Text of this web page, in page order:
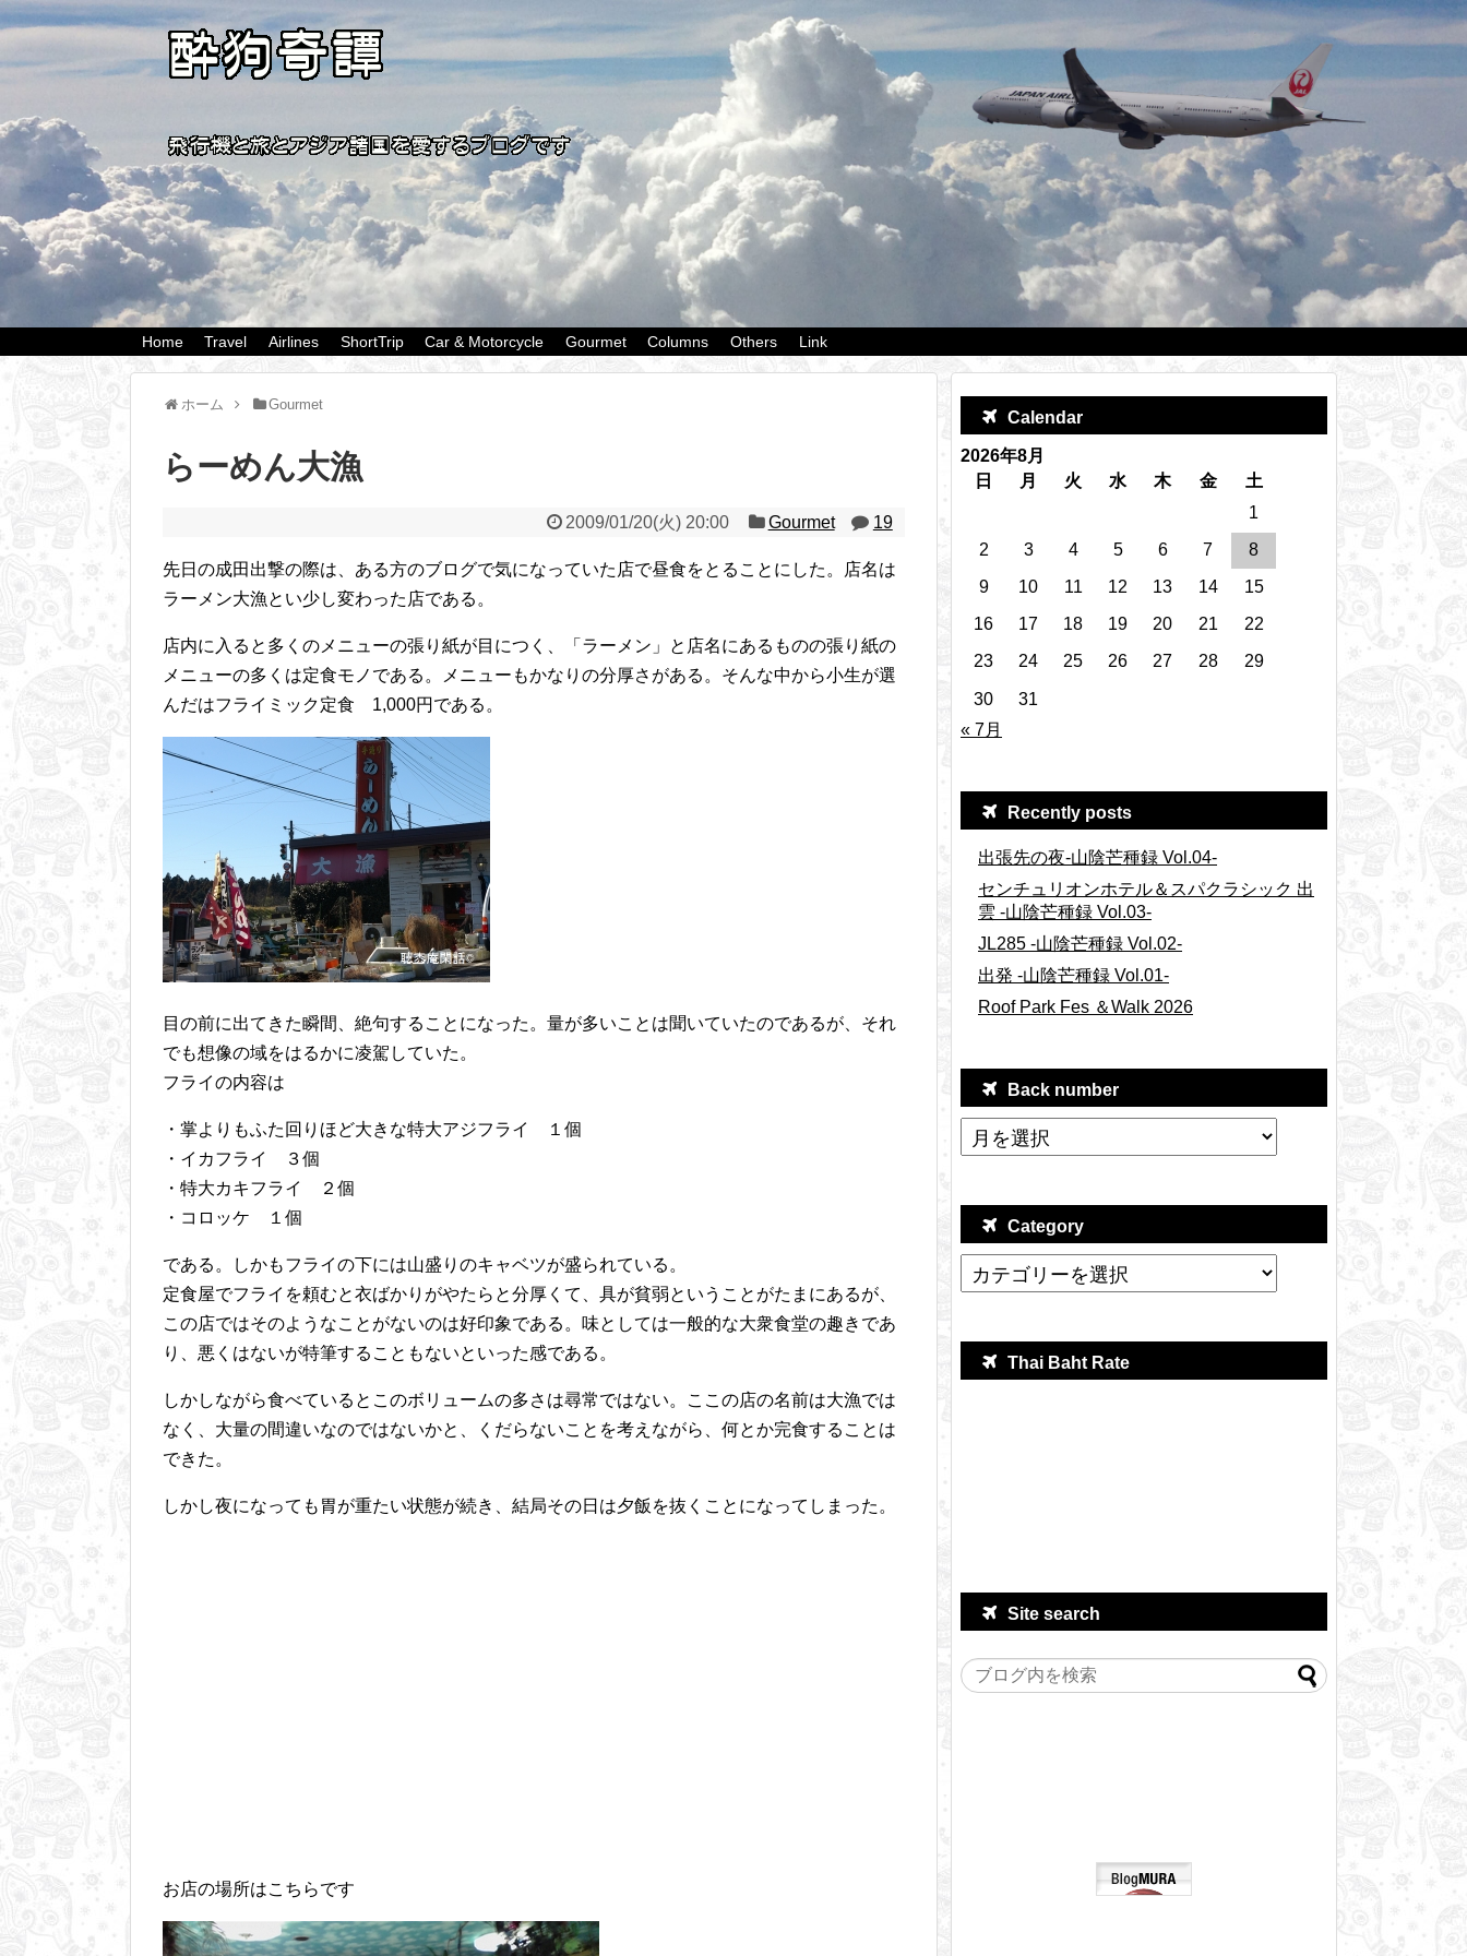
Home Travel Airlines ShortTrip Car & Motorcycle Gourmet Columns Others Link
ホーム Gourmet
らーめん大漁
2009/01/20(火) 20:00 Gourmet 19
先日の成田出撃の際は、ある方のブログで気になっていた店で昼食をとることにした。店名は
ラーメン大漁とい少し変わった店である。
店内に入ると多くのメニューの張り紙が目につく、「ラーメン」と店名にあるものの張り紙の
メニューの多くは定食モノである。メニューもかなりの分厚さがある。そんな中から小生が選
んだはフライミック定食 1,000円である。
目の前に出てきた瞬間、絶句することになった。量が多いことは聞いていたのであるが、それ
でも想像の域をはるかに凌駕していた。
フライの内容は
・掌よりもふた回りほど大きな特大アジフライ １個
・イカフライ ３個
・特大カキフライ ２個
・コロッケ １個
である。しかもフライの下には山盛りのキャベツが盛られている。
定食屋でフライを頼むと衣ばかりがやたらと分厚くて、具が貧弱ということがたまにあるが、
この店ではそのようなことがないのは好印象である。味としては一般的な大衆食堂の趣きであ
り、悪くはないが特筆することもないといった感である。
しかしながら食べているとこのボリュームの多さは尋常ではない。ここの店の名前は大漁では
なく、大量の間違いなのではないかと、くだらないことを考えながら、何とか完食することは
できた。
しかし夜になっても胃が重たい状態が続き、結局その日は夕飯を抜くことになってしまった。
お店の場所はこちらです
Calendar
2026年8月
日
月 火 水 木 金
土
1
2
3 4 5 6 7
8
9
10 11 12 13 14
15
16
17 18 19 20 21
22
23
24 25 26 27 28 29
30
31
« 7月
Recently posts
出張先の夜-山陰芒種録 Vol.04-
センチュリオンホテル＆スパクラシック 出
雲 -山陰芒種録 Vol.03-
JL285 -山陰芒種録 Vol.02-
出発 -山陰芒種録 Vol.01-
Roof Park Fes ＆Walk 2026
Back number
Category
Thai Baht Rate
Site search